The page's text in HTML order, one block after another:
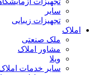
سایر
تجهیزات زیبایی
املاک
ملک صنعتی
مشاور املاک
ویلا
سایر خدمات املاک